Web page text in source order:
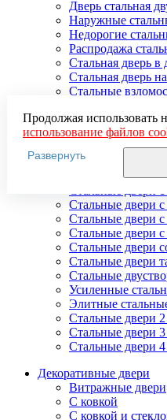
Дверь стальная
Наружные
Недорогие
Распродажа
Стальная дверь в
Стальная дверь
Стальные
Стальные двери в
Стальные двери
Стальные двери
Стальные двери
Стальные двери
Стальные двери
Стальные двери
Стальные двери
Стальные двери
Стальные двери
Стальные
Усиленные
Элитные
Стальные двери
Стальные двери
Стальные двери
Декоративные двери
Витражные двери
С ковкой
С ковкой и
Продолжая использовать
использование файлов
пользовательских
местоположении, устройстве,
для функционирования
использования систем
Яндекс.Метрика), в
обработки
Если вы не хотите, чтобы
настройте ограничения в
Развернуть